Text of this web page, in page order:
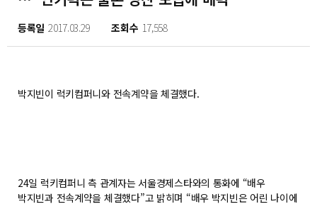
등록일 2017.03.29 조회수 17,558
박지빈이 럭키컴퍼니와 전속계약을 체결했다.
24일 럭키컴퍼니 측 관계자는 서울경제스타와의 통화에 “배우
박지빈과 전속계약을 체결했다”고 밝히며 “배우 박지빈은 어린 나이에